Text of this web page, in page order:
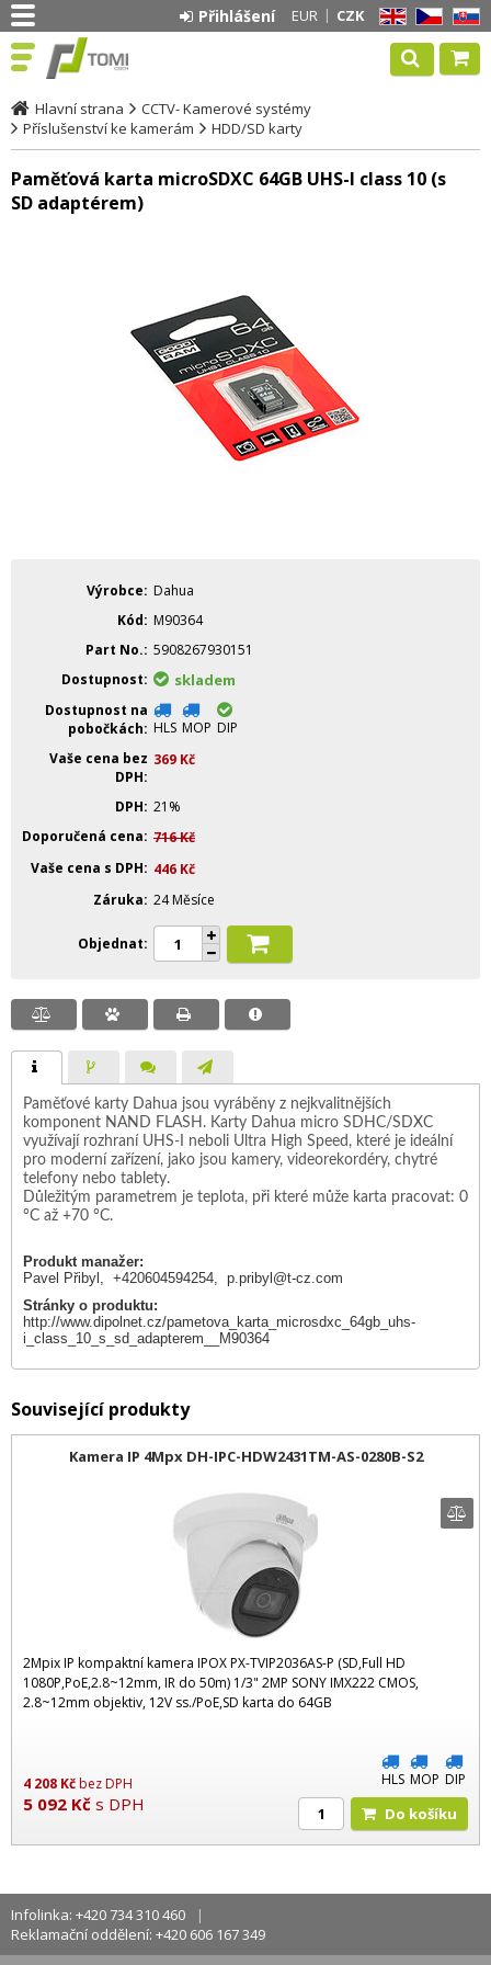
EN CZ SK
EUR CZK
Přihlášení
Hlavní strana
CCTV- Kamerové systémy
Příslušenství ke kamerám
HDD/SD karty
Paměťová karta microSDXC 64GB UHS-I class 10 (s
SD adaptérem)
Výrobce
Dahua
Kód
M90364
Part No. 5908267930151
Dostupnost
skladem
Dostupnost na
pobočkách
HLS MOP DIP
Vaše cena bez
DPH
369 Kč
DPH 21%
Doporučená cena 716Kč
Vaše cena s DPH
446 Kč
Záruka 24 Měsíce
Objednat
Paměťové karty Dahua jsou vyráběny z nejkvalitnějších
komponent NAND FLASH. Karty Dahua micro SDHC/SDXC
využívají rozhraní UHS-I neboli Ultra High Speed, které je ideální
pro moderní zařízení, jako jsou kamery, videorekordéry, chytré
telefony nebo tablety.
Důležitým parametrem je teplota, při které může karta pracovat: 0
°C až +70 °C.
Produkt manažer:
Pavel Přibyl, +420604594254, p.pribyl@t-cz.com
Stránky o produktu:
http://www.dipolnet.cz/pametova_karta_microsdxc_64gb_uhs-
i_class_10_s_sd_adapterem__M90364
Související produkty
Kamera IP 4Mpx DH-IPC-HDW2431TM-AS-0280B-S2
2Mpix IP kompaktní kamera IPOX PX-TVIP2036AS-P (SD,Full HD
1080P,PoE,2.8~12mm, IR do 50m) 1/3" 2MP SONY IMX222 CMOS,
2.8~12mm objektiv, 12V ss./PoE,SD karta do 64GB
4 208 Kčbez DPH
5 092 Kč s DPH
HLS MOP DIP
Do košíku
Infolinka: +420 734 310 460
Reklamační oddělení: +420 606 167 349